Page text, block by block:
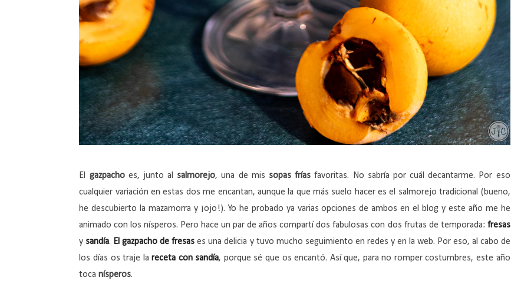
El gazpacho es, junto al salmorejo, una de mis sopas frías favoritas. No sabría por cuál decantarme. Por eso
cualquier variación en estas dos me encantan, aunque la que más suelo hacer es el salmorejo tradicional (bueno,
he descubierto la mazamorra y ¡ojo!). Yo he probado ya varias opciones de ambos en el blog y este año me he
animado con los nísperos. Pero hace un par de años compartí dos fabulosas con dos frutas de temporada: fresas
y sandía. El gazpacho de fresas es una delicia y tuvo mucho seguimiento en redes y en la web. Por eso, al cabo de
los días os traje lareceta con sandía, porque sé que os encantó. Así que, para no romper costumbres, este año
tocanísperos.